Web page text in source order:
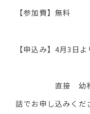
【参加費】無料
【申込み】4月3
直接 幼稚園に
話でお申し込みくだ